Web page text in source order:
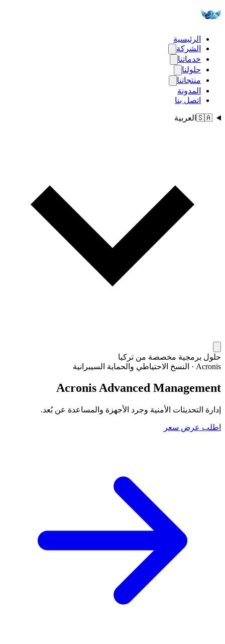
الرئيسية
الشركة
خدماتنا
حلولنا
منتجاتنا
المدونة
اتصل بنا
🇸🇦العربية
حلول برمجية مخصصة من تركيا
Acronis
· النسخ الاحتياطي والحماية السيبرانية
Acronis Advanced Management
إدارة التحديثات الأمنية وجرد الأجهزة والمساعدة عن بُعد.
اطلب عرض سعر